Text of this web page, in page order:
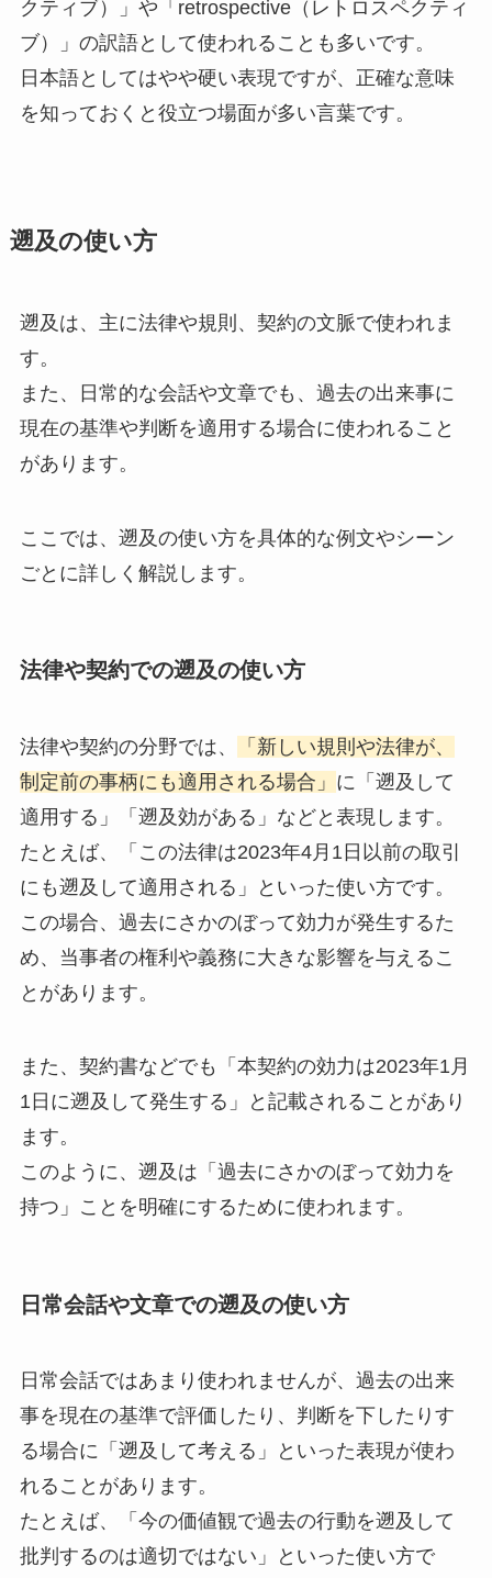
クティブ）」や「retrospective（レトロスペクティ
ブ）」の訳語として使われることも多いです。
日本語としてはやや硬い表現ですが、正確な意味
を知っておくと役立つ場面が多い言葉です。
遡及の使い方
遡及は、主に法律や規則、契約の文脈で使われま
す。
また、日常的な会話や文章でも、過去の出来事に
現在の基準や判断を適用する場合に使われること
があります。
ここでは、遡及の使い方を具体的な例文やシーン
ごとに詳しく解説します。
法律や契約での遡及の使い方
法律や契約の分野では、
「新しい規則や法律が、
制定前の事柄にも適用される場合」 に「遡及して
適用する」「遡及効がある」などと表現します。
たとえば、「この法律は2023年4月1日以前の取引
にも遡及して適用される」といった使い方です。
この場合、過去にさかのぼって効力が発生するた
め、当事者の権利や義務に大きな影響を与えるこ
とがあります。
また、契約書などでも「本契約の効力は2023年1月
1日に遡及して発生する」と記載されることがあり
ます。
このように、遡及は「過去にさかのぼって効力を
持つ」ことを明確にするために使われます。
日常会話や文章での遡及の使い方
日常会話ではあまり使われませんが、過去の出来
事を現在の基準で評価したり、判断を下したりす
る場合に「遡及して考える」といった表現が使わ
れることがあります。
たとえば、「今の価値観で過去の行動を遡及して
批判するのは適切ではない」といった使い方で